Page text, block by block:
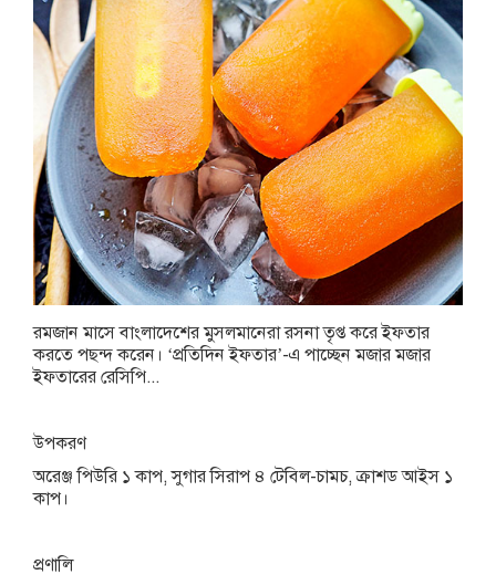
রমজান মাসে বাংলাদেশের মুসলমানেরা রসনা তৃপ্ত করে ইফতার
করতে পছন্দ করেন। ‘প্রতিদিন ইফতার’-এ পাচ্ছেন মজার মজার
ইফতারের রেসিপি...
উপকরণ
অরেঞ্জ পিউরি ১ কাপ, সুগার সিরাপ ৪ টেবিল-চামচ, ক্রাশড আইস ১
কাপ।
প্রণালি